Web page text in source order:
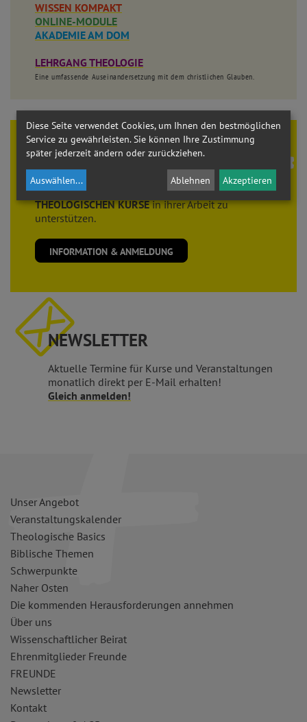
WISSEN KOMPAKT
ONLINE-MODULE
AKADEMIE AM DOM
LEHRGANG THEOLOGIE
Eine umfassende Auseinandersetzung mit dem christlichen Glauben.
Theologie brauchtFREUNDE
Der Verein der
FREUNDE der THEOLOGISCHEN
KURSEsieht es als seine Aufgabe, die
THEOLOGISCHEN KURSEin ihrer Arbeit zu
unterstützen.
INFORMATION & ANMELDUNG
NEWSLETTER
Aktuelle Termine für Kurse und Veranstaltungen
monatlich direkt per E-Mail erhalten!
Gleich anmelden!
Unser Angebot
Veranstaltungskalender
Theologische Basics
Biblische Themen
Schwerpunkte
Naher Osten
Die kommenden Herausforderungen annehmen
Über uns
Wissenschaftlicher Beirat
Ehrenmitglieder Freunde
FREUNDE
Newsletter
Kontakt
Diese Seite verwendet Cookies, um Ihnen den bestmöglichen
Service zu gewährleisten. Sie können Ihre Zustimmung
später jederzeit ändern oder zurückziehen.
Auswählen... Ablehnen Akzeptieren